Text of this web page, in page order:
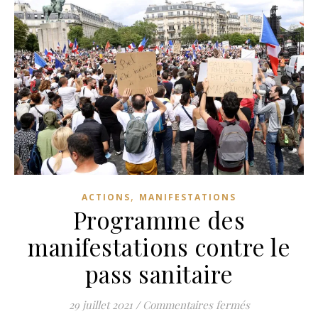
ACTIONS, MANIFESTATIONS
Programme des
manifestations contre le
pass sanitaire
29 juillet 2021 / Commentaires ferméssur